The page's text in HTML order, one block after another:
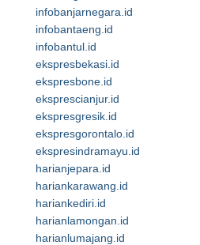
infobanjarnegara.id
infobantaeng.id
infobantul.id
ekspresbekasi.id
ekspresbone.id
eksprescianjur.id
ekspresgresik.id
ekspresgorontalo.id
ekspresindramayu.id
harianjepara.id
hariankarawang.id
hariankediri.id
harianlamongan.id
harianlumajang.id